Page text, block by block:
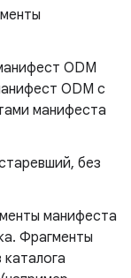
ODM
ODM с
манифеста
без
манифеста
Фрагменты